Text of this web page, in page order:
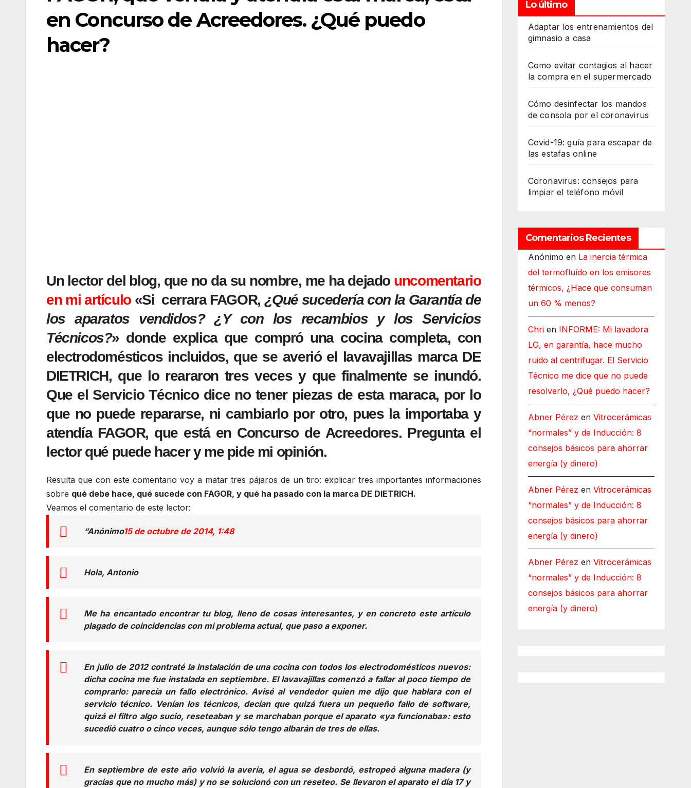
en Concurso de Acreedores. ¿Qué puedo
hacer?
Un lector del blog, que no da su nombre, me ha dejado uncomentario
en mi artículo«Si cerrara FAGOR, ¿Qué sucedería con la Garantía de
los aparatos vendidos? ¿Y con los recambios y los Servicios
Técnicos?» donde explica que compró una cocina completa, con
electrodomésticos incluidos, que se averió el lavavajillas marca DE
DIETRICH, que lo reararon tres veces y que finalmente se inundó.
Que el Servicio Técnico dice no tener piezas de esta maraca, por lo
que no puede repararse, ni cambiarlo por otro, pues la importaba y
atendía FAGOR, que está en Concurso de Acreedores. Pregunta el
lector qué puede hacer y me pide mi opinión.
Resulta que con este comentario voy a matar tres pájaros de un tiro: explicar tres importantes informaciones
sobre qué debe hace, qué sucede con FAGOR, y qué ha pasado con la marca DE DIETRICH.
Veamos el comentario de este lector:
“Anónimo15 de octubre de 2014, 1:48
Hola, Antonio
Me ha encantado encontrar tu blog, lleno de cosas interesantes, y en concreto este artículo
plagado de coincidencias con mi problema actual, que paso a exponer.
En julio de 2012 contraté la instalación de una cocina con todos los electrodomésticos nuevos:
dicha cocina me fue instalada en septiembre. El lavavajillas comenzó a fallar al poco tiempo de
comprarlo: parecía un fallo electrónico. Avisé al vendedor quien me dijo que hablara con el
servicio técnico. Venían los técnicos, decían que quizá fuera un pequeño fallo de software,
quizá el filtro algo sucio, reseteaban y se marchaban porque el aparato «ya funcionaba»: esto
sucedió cuatro o cinco veces, aunque sólo tengo albarán de tres de ellas.
En septiembre de este año volvió la avería, el agua se desbordó, estropeó alguna madera (y
gracias que no mucho más) y no se solucionó con un reseteo. Se llevaron el aparato el día 17 y
Lo último
Adaptar los entrenamientos del
gimnasio a casa
Como evitar contagios al hacer
la compra en el supermercado
Cómo desinfectar los mandos
de consola por el coronavirus
Covid-19: guía para escapar de
las estafas online
Coronavirus: consejos para
limpiar el teléfono móvil
Comentarios Recientes
Anónimo en La inercia térmica
del termofluído en los emisores
térmicos, ¿Hace que consuman
un 60 % menos?
Chrien INFORME: Mi lavadora
LG, en garantía, hace mucho
ruido al centrifugar. El Servicio
Técnico me dice que no puede
resolverlo, ¿Qué puedo hacer?
Abner Pérez en Vitrocerámicas
“normales” y de Inducción: 8
consejos básicos para ahorrar
energía (y dinero)
Abner Pérez en Vitrocerámicas
“normales” y de Inducción: 8
consejos básicos para ahorrar
energía (y dinero)
Abner Pérez en Vitrocerámicas
“normales” y de Inducción: 8
consejos básicos para ahorrar
energía (y dinero)